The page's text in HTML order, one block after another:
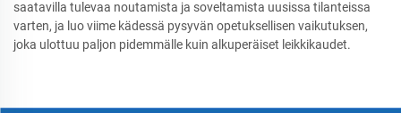
saatavilla tulevaa noutamista ja soveltamista uusissa tilanteissa
varten, ja luo viime kädessä pysyvän opetuksellisen vaikutuksen,
joka ulottuu paljon pidemmälle kuin alkuperäiset leikkikaudet.